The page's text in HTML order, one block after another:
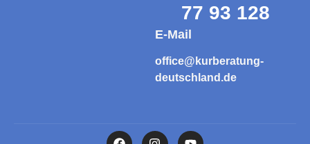
77 93 128
E-Mail
office@kurberatung-
deutschland.de